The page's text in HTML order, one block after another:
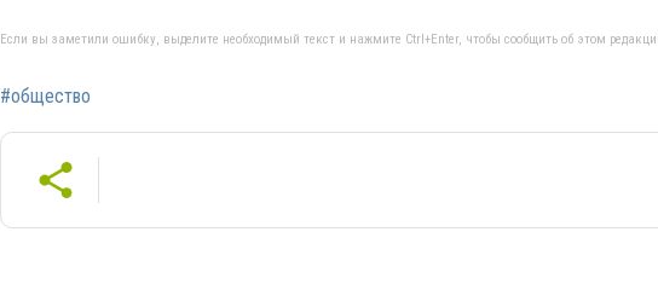
Если вы заметили ошибку, выделите необходимый текст и нажмите Ctrl+Enter, чтобы сообщить об этом
#общество